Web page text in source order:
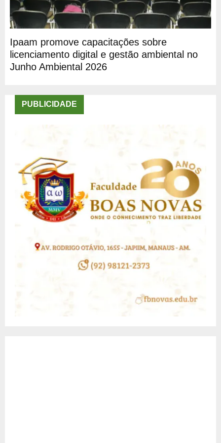
Ipaam promove capacitações sobre
licenciamento digital e gestão ambiental no
Junho Ambiental 2026
PUBLICIDADE